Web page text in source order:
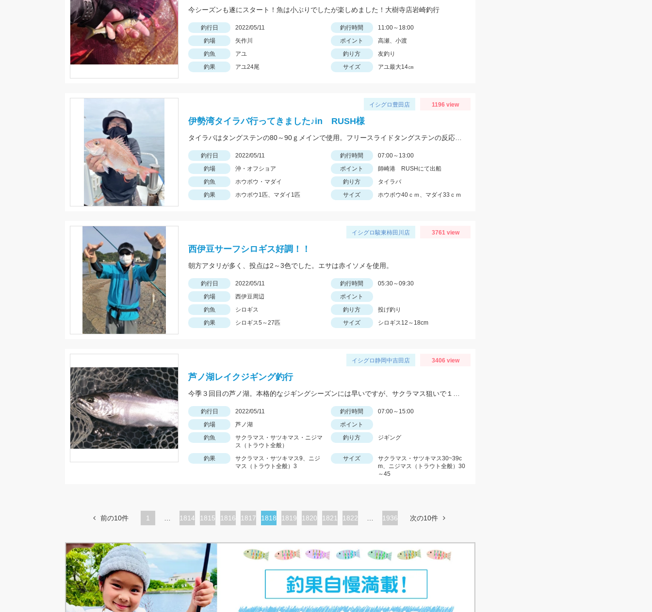
今シーズンも遂にスタート！魚は小ぶりでしたが楽しめました！大樹寺店岩崎釣行
釣行日 2022/05/11 釣行時間
11:00～18:00
釣場
矢作川 ポイント
高瀬、小渡
釣魚
アユ 釣り方
友釣り
釣果
アユ24尾 サイズ アユ最大14㎝
イシグロ豊田店 1196 view
伊勢湾タイラバ行ってきました♪in RUSH様
釣行日 2022/05/11 釣行時間
07:00～13:00
釣場
沖・オフショア ポイント
師崎港 RUSHにて出船
釣魚
ホウボウ・マダイ 釣り方
タイラバ
釣果
ホウボウ1匹、マダイ1匹 サイズ ホウボウ40ｃｍ、マダイ33ｃｍ
イシグロ駿東柿田川店 3761 view
西伊豆サーフシロギス好調！！
朝方アタリが多く、投点は2～3色でした。エサは赤イソメを使用。
釣行日 2022/05/11 釣行時間
05:30～09:30
釣場
西伊豆周辺
ポイント
釣魚
シロギス 釣り方
投げ釣り
釣果
シロギス5～27匹 サイズ シロギス12～18cm
イシグロ静岡中吉田店 3406 view
芦ノ湖レイクジギング釣行
釣行日 2022/05/11 釣行時間
07:00～15:00
釣場
芦ノ湖
ポイント
釣魚
サクラマス・サツキマス・ニジマ
ス（トラウト全般）
釣り方 ジギング
釣果
サクラマス・サツキマス9、ニジ
マス（トラウト全般）3
サイズ
サクラマス・サツキマス30~39c
m、ニジマス（トラウト全般）30
～45
前の10件 1
ペ
1814
ペ
ジ
1815
ペ
1816
ペ
1817
カ
ト
ジ
1818
ペ
1819
ペ
1820
ペ
1821
ペ
1822 1936 次の10件